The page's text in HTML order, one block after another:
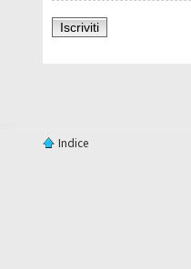
Iscriviti
Indice